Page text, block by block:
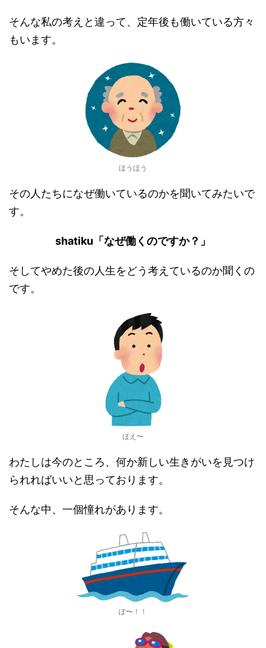
そんな私の考えと違って、定年後も働いている方々
もいます。
ほうほう
その人たちになぜ働いているのかを聞いてみたいで
す。
shatiku「なぜ働くのですか？」
そしてやめた後の人生をどう考えているのか聞くの
です。
ほえ〜
わたしは今のところ、何か新しい生きがいを見つけ
られればいいと思っております。
そんな中、一個憧れがあります。
ぽ〜！！